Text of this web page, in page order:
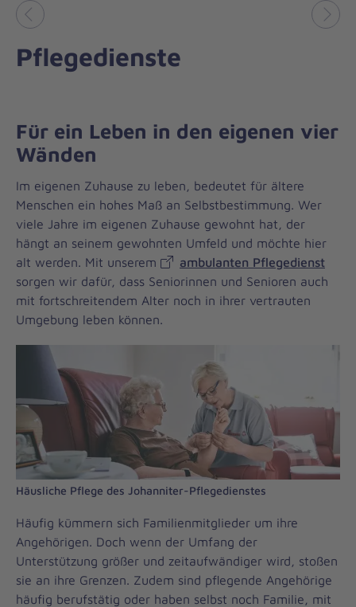
Vorheriges
Pflegedienste
Für ein Leben in den eigenen vier
Wänden
Häusliche Pflege des Johanniter-Pflegedienstes
Im eigenen Zuhause zu leben, bedeutet für ältere
Menschen ein hohes Maß an Selbstbestimmung. Wer
viele Jahre im eigenen Zuhause gewohnt hat, der
hängt an seinem gewohnten Umfeld und möchte hier
alt werden. Mit unserem
ambulanten Pflegedienst
sorgen wir dafür, dass Seniorinnen und Senioren auch
mit fortschreitendem Alter noch in ihrer vertrauten
Umgebung leben können.
Häufig kümmern sich Familienmitglieder um ihre
Angehörigen. Doch wenn der Umfang der
Unterstützung größer und zeitaufwändiger wird, stoßen
sie an ihre Grenzen. Zudem sind pflegende Angehörige
häufig berufstätig oder haben selbst noch Familie, mit